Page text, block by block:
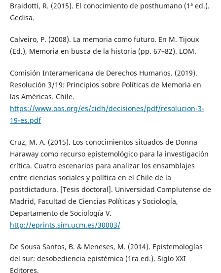
Braidotti, R. (2015). El conocimiento de posthumano (1ª ed.).
Gedisa.
Calveiro, P. (2008). La memoria como futuro. En M. Tijoux
(Ed.), Memoria en busca de la historia (pp. 67–82). LOM.
Comisión Interamericana de Derechos Humanos. (2019).
Resolución 3/19: Principios sobre Políticas de Memoria en
las Américas. Chile.
https://www.oas.org/es/cidh/decisiones/pdf/resolucion-3-
19-es.pdf
Cruz, M. A. (2015). Los conocimientos situados de Donna
Haraway como recurso epistemológico para la investigación
crítica. Cuatro escenarios para analizar los ensamblajes
entre ciencias sociales y política en el Chile de la
postdictadura. [Tesis doctoral]. Universidad Complutense de
Madrid, Facultad de Ciencias Políticas y Sociología,
Departamento de Sociología V.
http://eprints.sim.ucm.es/30003/
De Sousa Santos, B. & Meneses, M. (2014). Epistemologías
del sur: desobediencia epistémica (1ra ed.). Siglo XXI
Editores.